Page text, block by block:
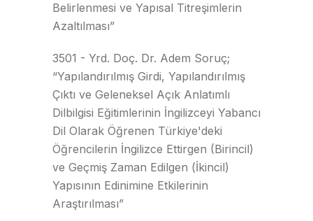
Belirlenmesi ve Yapısal Titreşimlerin
Azaltılması”
3501 - Yrd. Doç. Dr. Adem Soruç;
“Yapılandırılmış Girdi, Yapılandırılmış
Çıktı ve Geleneksel Açık Anlatımlı
Dilbilgisi Eğitimlerinin İngilizceyi Yabancı
Dil Olarak Öğrenen Türkiye'deki
Öğrencilerin İngilizce Ettirgen (Birincil)
ve Geçmiş Zaman Edilgen (İkincil)
Yapısının Edinimine Etkilerinin
Araştırılması”